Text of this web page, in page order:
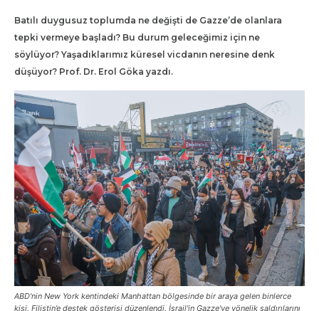
Batılı duygusuz toplumda ne değişti de Gazze’de olanlara
tepki vermeye başladı? Bu durum geleceğimiz için ne
söylüyor? Yaşadıklarımız küresel vicdanın neresine denk
düşüyor? Prof. Dr. Erol Göka yazdı.
ABD'nin New York kentindeki Manhattan bölgesinde bir araya gelen binlerce
kişi, Filistin’e destek gösterisi düzenlendi. İsrail'in Gazze'ye yönelik saldırılarını